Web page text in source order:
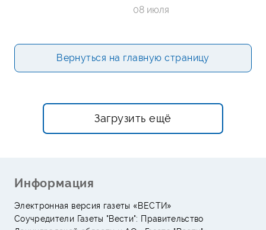
08 июля
Вернуться на главную страницу
Загрузить ещё
Информация
Электронная версия газеты «ВЕСТИ»
Соучредители Газеты "Вести": Правительство